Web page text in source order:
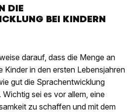
DIE
BEI KINDERN
darauf, dass die Menge an
Kinder in den ersten Lebensjahren
gut die Sprachentwicklung
sei es vor allem, eine
zu schaffen und mit dem